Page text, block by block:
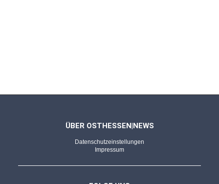
ÜBER OSTHESSEN|NEWS
Datenschutzeinstellungen
Impressum